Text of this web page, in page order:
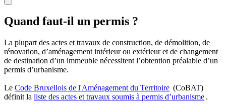
Quand faut-il un permis ?
La plupart des actes et travaux de construction, de démolition, de
rénovation, d’aménagement intérieur ou extérieur et de changement
de destination d’un immeuble nécessitent l’obtention préalable d’un
permis d’urbanisme.
Le Code Bruxellois de l'Aménagement du Territoire (CoBAT)
définit la liste des actes et travaux soumis à permis d’urbanisme .